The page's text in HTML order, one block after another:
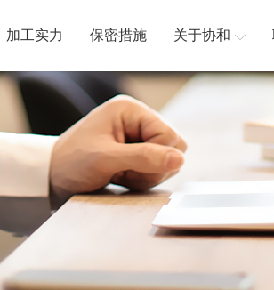
加工实力 保密措施 关于协和